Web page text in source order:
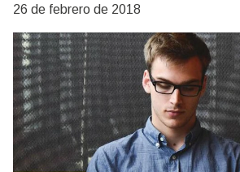
26 de febrero de 2018